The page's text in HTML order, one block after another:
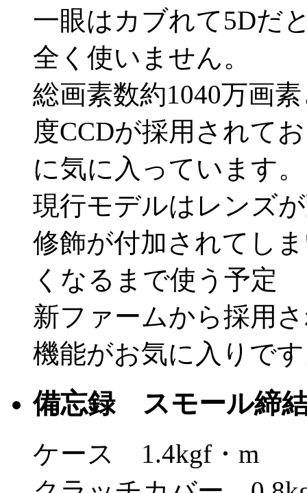
一眼はカブれて5Dだ
全く使いません。
総画素数約1040万画
度CCDが採用されて
に気に入っています。
現行モデルはレンズ
修飾が付加されてし
くなるまで使う予定
新ファームから採用
機能がお気に入りで
備忘録 スモール締
ケース 1.4kgf・m